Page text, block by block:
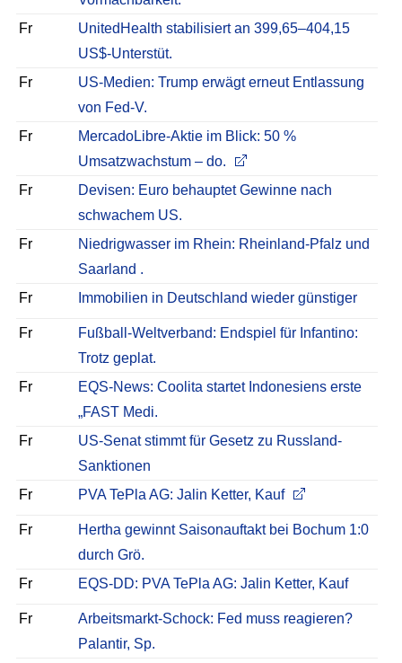
Fr
UnitedHealth stabilisiert an 399,65–404,15
US$-Unterstüt.
Fr
US-Medien: Trump erwägt erneut Entlassung
von Fed-V.
Fr
MercadoLibre-Aktie im Blick: 50 %
Umsatzwachstum – do.
Fr
Devisen: Euro behauptet Gewinne nach
schwachem US.
Fr
Niedrigwasser im Rhein: Rheinland-Pfalz und
Saarland .
Fr
Immobilien in Deutschland wieder günstiger
Fr
Fußball-Weltverband: Endspiel für Infantino:
Trotz geplat.
Fr
EQS-News: Coolita startet Indonesiens erste
„FAST Medi.
Fr
US-Senat stimmt für Gesetz zu Russland-
Sanktionen
Fr
PVA TePla AG: Jalin Ketter, Kauf
Fr
Hertha gewinnt Saisonauftakt bei Bochum 1:0
durch Grö.
Fr
EQS-DD: PVA TePla AG: Jalin Ketter, Kauf
Fr
Arbeitsmarkt-Schock: Fed muss reagieren?
Palantir, Sp.